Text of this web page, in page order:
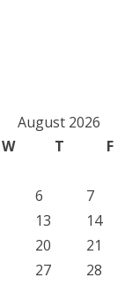
August 2026
W T F
6 7
13 14
20 21
27 28